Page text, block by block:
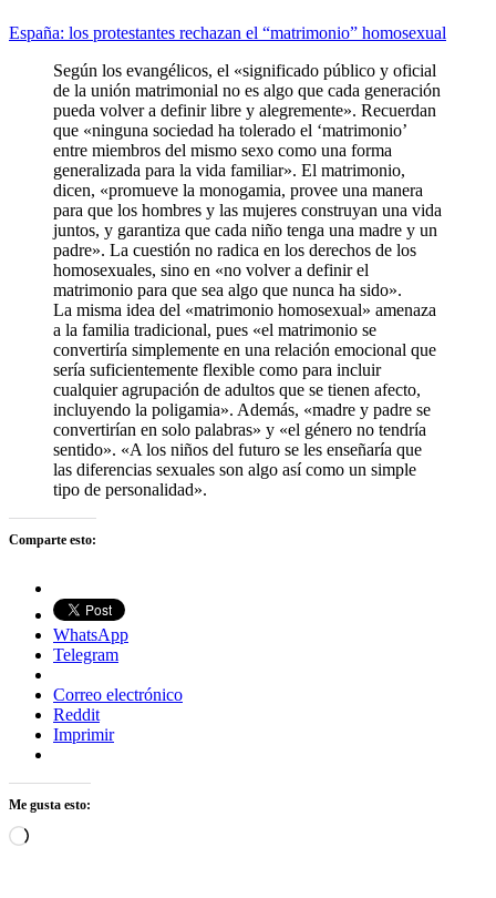
España: los protestantes rechazan el “matrimonio” homosexual
Según los evangélicos, el «significado público y oficial
de la unión matrimonial no es algo que cada generación
pueda volver a definir libre y alegremente». Recuerdan
que «ninguna sociedad ha tolerado el ‘matrimonio’
entre miembros del mismo sexo como una forma
generalizada para la vida familiar». El matrimonio,
dicen, «promueve la monogamia, provee una manera
para que los hombres y las mujeres construyan una vida
juntos, y garantiza que cada niño tenga una madre y un
padre». La cuestión no radica en los derechos de los
homosexuales, sino en «no volver a definir el
matrimonio para que sea algo que nunca ha sido».
La misma idea del «matrimonio homosexual» amenaza
a la familia tradicional, pues «el matrimonio se
convertiría simplemente en una relación emocional que
sería suficientemente flexible como para incluir
cualquier agrupación de adultos que se tienen afecto,
incluyendo la poligamia». Además, «madre y padre se
convertirían en solo palabras» y «el género no tendría
sentido». «A los niños del futuro se les enseñaría que
las diferencias sexuales son algo así como un simple
tipo de personalidad».
Comparte esto:
WhatsApp
Telegram
Correo electrónico
Reddit
Imprimir
Me gusta esto:
Cargando...